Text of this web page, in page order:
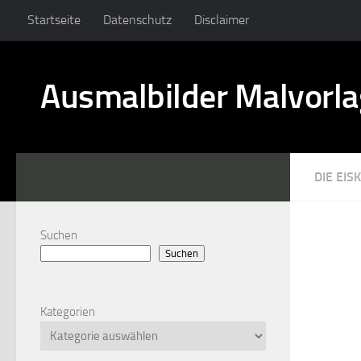
Startseite Datenschutz Disclaimer
Ausmalbilder
DIE
Suchen
Suchen
Kategorien